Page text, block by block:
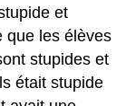
et
que les élèves
stupides et
était stupide